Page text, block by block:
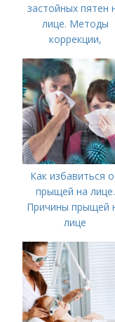
застойных пятен
лице. Методы
коррекции,
акне и удаления
рубцов и
постакне
Как избавиться
прыщей на лице.
Причины прыщей
лице